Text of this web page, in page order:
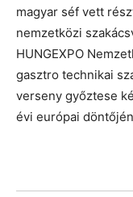
magyar séf vett
nemzetközi
HUNGEXPO
gasztro technikai
verseny győztese
évi európai